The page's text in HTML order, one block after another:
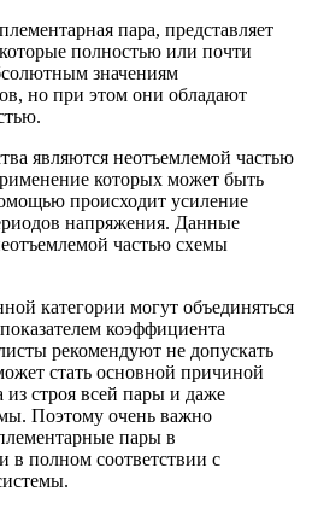
пара, представляет
полностью или почти
значениям
но при этом они обладают
являются неотъемлемой частью
которых может быть
происходит усиление
напряжения. Данные
частью схемы
категории могут объединяться
коэффициента
рекомендуют не допускать
стать основной причиной
строя всей пары и даже
Поэтому очень важно
пары в
в полном соответствии с